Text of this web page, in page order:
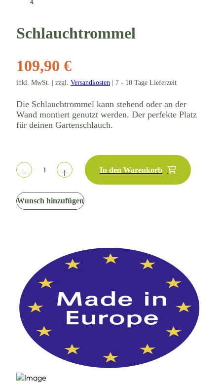
Schlauchtrommel
109,90 €
inkl. MwSt. | zzgl. Versandkosten | 7 - 10 Tage Lieferzeit
Die Schlauchtrommel kann stehend oder an der
Wand montiert genutzt werden. Der perfekte Platz
für deinen Gartenschlauch.
In den Warenkorb
Wunsch hinzufügen